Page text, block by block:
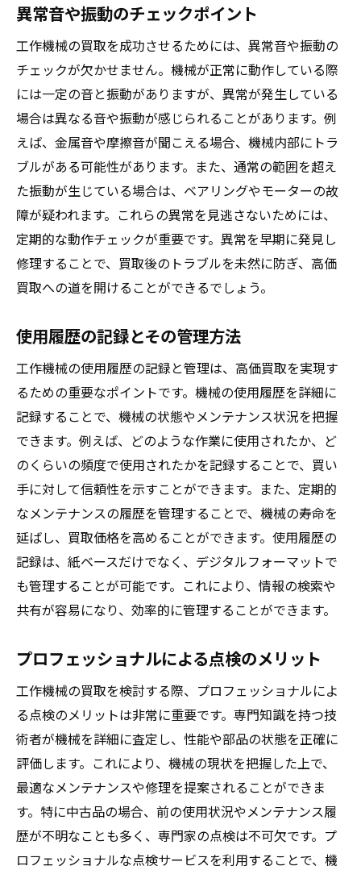
小さな修理で大きな効果を得る方法
部品の交換で価値を高める
見落としがちなポイントをチェック
プロによるリファビッシュのメリット
高価買取のための最終チェックリスト
トレンドを見逃さない！市場動向と機械の価値
変動
最新技術が買取価格に与える影響
中古市場の動向を読み解く
需要の高い機械の特徴とは
価格変動の予測と対策
専門家の意見を取り入れる
買取プロセスをスムーズに進めるための準備の
コツ
必要書類の準備と管理方法
見積もり依頼のタイミング
査定に備えた機械の準備
運搬時の注意点と準備
査定前に確認すべきポイント
トラブル回避のためのヒント
成功事例から学ぶ高価買取の秘訣と機械の準備
方法
高額買取を実現した具体例
効果的なアピールポイントの見つけ方
失敗事例から学ぶ教訓
専門家のアドバイスを取り入れる
高価買取に成功するためのステップ
異常音や振動のチェックポイント
工作機械の買取を成功させるためには、異常音や振動の
チェックが欠かせません。機械が正常に動作している際
には一定の音と振動がありますが、異常が発生している
場合は異なる音や振動が感じられることがあります。例
えば、金属音や摩擦音が聞こえる場合、機械内部にトラ
ブルがある可能性があります。また、通常の範囲を超え
た振動が生じている場合は、ベアリングやモーターの故
障が疑われます。これらの異常を見逃さないためには、
定期的な動作チェックが重要です。異常を早期に発見し
修理することで、買取後のトラブルを未然に防ぎ、高価
買取への道を開けることができるでしょう。
使用履歴の記録とその管理方法
工作機械の使用履歴の記録と管理は、高価買取を実現す
るための重要なポイントです。機械の使用履歴を詳細に
記録することで、機械の状態やメンテナンス状況を把握
できます。例えば、どのような作業に使用されたか、ど
のくらいの頻度で使用されたかを記録することで、買い
手に対して信頼性を示すことができます。また、定期的
なメンテナンスの履歴を管理することで、機械の寿命を
延ばし、買取価格を高めることができます。使用履歴の
記録は、紙ベースだけでなく、デジタルフォーマットで
も管理することが可能です。これにより、情報の検索や
共有が容易になり、効率的に管理することができます。
プロフェッショナルによる点検のメリット
工作機械の買取を検討する際、プロフェッショナルによ
る点検のメリットは非常に重要です。専門知識を持つ技
術者が機械を詳細に査定し、性能や部品の状態を正確に
評価します。これにより、機械の現状を把握した上で、
最適なメンテナンスや修理を提案されることができま
す。特に中古品の場合、前の使用状況やメンテナンス履
歴が不明なことも多く、専門家の点検は不可欠です。プ
ロフェッショナルな点検サービスを利用することで、機